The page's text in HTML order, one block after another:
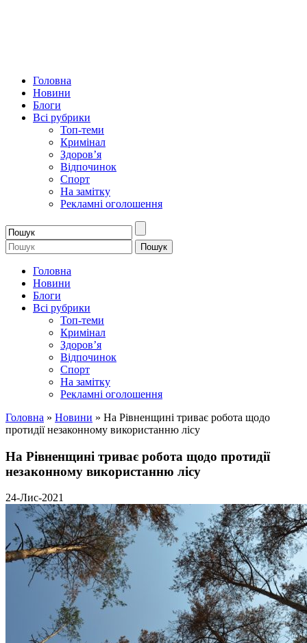
Головна
Новини
Блоги
Всі рубрики
Топ-теми
Кримінал
Здоров’я
Відпочинок
Спорт
На замітку
Рекламні оголошення
Головна
Новини
Блоги
Всі рубрики
Топ-теми
Кримінал
Здоров’я
Відпочинок
Спорт
На замітку
Рекламні оголошення
Головна » Новини » На Рівненщині триває робота щодо
протидії незаконному використанню лісу
На Рівненщині триває робота щодо протидії
незаконному використанню лісу
24-Лис-2021